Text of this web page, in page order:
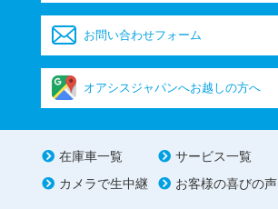
お問い合わせフォーム
オアシスジャパンへお越しの方へ
在庫車一覧 サービス一覧
カメラで生中継
お客様の喜びの声